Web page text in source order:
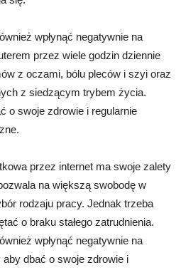
wpłynąć negatywnie na
przez wiele godzin dziennie
z oczami, bólu pleców i szyi oraz
z siedzącym trybem życia.
o swoje zdrowie i regularnie
przez internet ma swoje zalety
na większą swobodę w
rodzaju pracy. Jednak trzeba
o braku stałego zatrudnienia.
wpłynąć negatywnie na
dbać o swoje zdrowie i